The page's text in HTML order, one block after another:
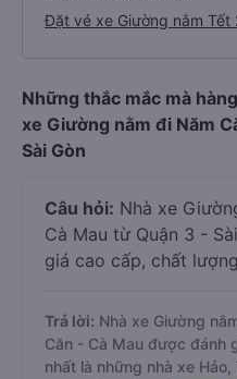
Đặt vé xe Giường nằm Tết
Những thắc mắc mà
xe Giường nằm đi Năm
Sài Gòn
Câu hỏi: Nhà xe
Cà Mau từ Quận 3 -
giá cao cấp, chất
Trả lời: Nhà xe Giường
Căn - Cà Mau được đánh
nhất là những nhà xe